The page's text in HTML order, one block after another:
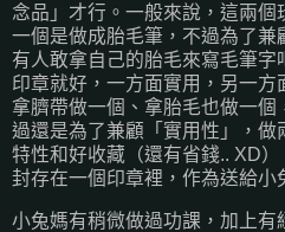
念品」才行。一般來說，這兩個
一個是做成胎毛筆，不過為了兼
有人敢拿自己的胎毛來寫毛筆
印章就好，一方面實用，另一
拿臍帶做一個、拿胎毛也做一個
過還是為了兼顧「實用性」，做
特性和好收藏（還有省錢.. XD
封存在一個印章裡，作為送給小
小兔媽有稍微做過功課，加上有